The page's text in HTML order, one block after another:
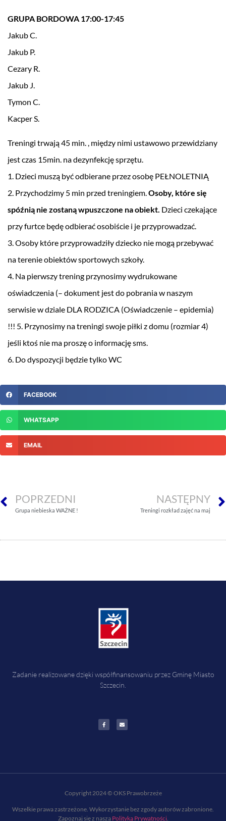
GRUPA BORDOWA 17:00-17:45
Jakub C.
Jakub P.
Cezary R.
Jakub J.
Tymon C.
Kacper S.
Treningi trwają 45 min. , między nimi ustawowo przewidziany
jest czas 15min. na dezynfekcję sprzętu.
1. Dzieci muszą być odbierane przez osobę PEŁNOLETNIĄ
2. Przychodzimy 5 min przed treningiem. Osoby, które się
spóźnią nie zostaną wpuszczone na obiekt. Dzieci czekające
przy furtce będę odbierać osobiście i je przyprowadzać.
3. Osoby które przyprowadziły dziecko nie mogą przebywać
na terenie obiektów sportowych szkoły.
4. Na pierwszy trening przynosimy wydrukowane
oświadczenia (– dokument jest do pobrania w naszym
serwisie w dziale DLA RODZICA (Oświadczenie – epidemia)
!!! 5. Przynosimy na treningi swoje piłki z domu (rozmiar 4)
jeśli ktoś nie ma proszę o informację sms.
6. Do dyspozycji będzie tylko WC
FACEBOOK
WHATSAPP
EMAIL
POPRZEDNI
Grupa niebieska WAŻNE !
NASTĘPNY
Treningi rozkład zajęć na maj
Zadanie realizowane dzięki współfinansowaniu przez Gminę Miasto
Szczecin.
Copyright 2024 © OKS Prawobrzeże
Wszelkie prawa zastrzeżone. Wykorzystanie bez zgody autorów zabronione.
Zapoznaj się z naszą Polityką Prywatności.